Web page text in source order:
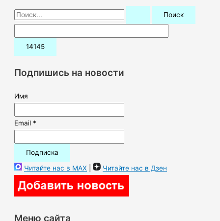
П
о
и
:Подпишись на новости
Имя
Email *
Читайте нас в MAX | Читайте нас в Дзен
Меню сайта